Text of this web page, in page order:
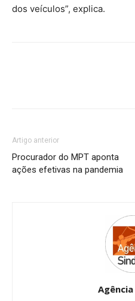
dos veículos”, explica.
Artigo anterior
Procurador do MPT aponta
ações efetivas na pandemia